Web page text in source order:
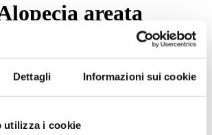
Dettagli Informazioni sui cookie
utilizza i cookie
areata